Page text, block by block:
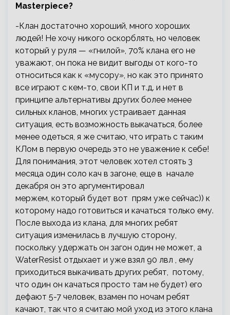
Masterpiece?
-Клан достаточно хороший, много хороших
людей! Не хочу никого оскорблять, но человек
который у руля — «гнилой», 70% клана его не
уважают, он пока не видит выгоды от кого-то
относиться как к «мусору», но как это принято
все играют с кем-то, свои КП и т.д. и нет в
принципе альтернативы других более менее
сильных кланов, многих устраивает данная
ситуация, есть возможность выкачаться, более
менее одеться, я же считаю, что играть с таким
КЛом в первую очередь это не уважение к себе!
Для понимания, этот человек хотел стоять 3
месяца один соло кач в загоне, еще в начале
декабря он это аргументировал
мержем, который будет вот прям уже сейчас)) к
которому надо готовиться и качаться только ему.
После выхода из клана, для многих ребят
ситуация изменилась в лучшую сторону,
поскольку удержать он загон один не может, а
WaterResist отдыхает и уже взял 90 лвл , ему
приходиться выкачивать других ребят, потому,
что один он качаться просто там не будет) его
дефают 5-7 человек, взамен по ночам ребят
качают, так что я считаю мой уход из этого клана